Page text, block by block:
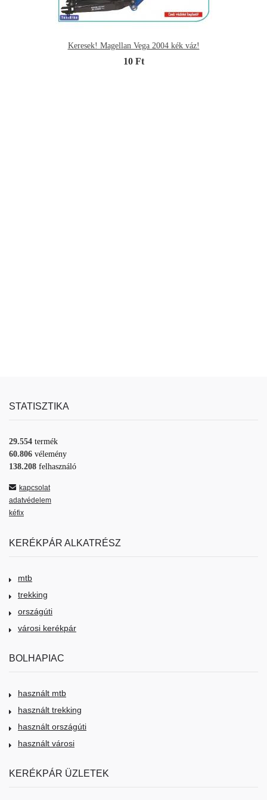
Keresek! Magellan Vega 2004 kék váz!
10 Ft
STATISZTIKA
29.554 termék
60.806 vélemény
138.208 felhasználó
kapcsolat
adatvédelem
kéfix
KERÉKPÁR ALKATRÉSZ
mtb
trekking
országúti
városi kerékpár
BOLHAPIAC
használt mtb
használt trekking
használt országúti
használt városi
KERÉKPÁR ÜZLETEK